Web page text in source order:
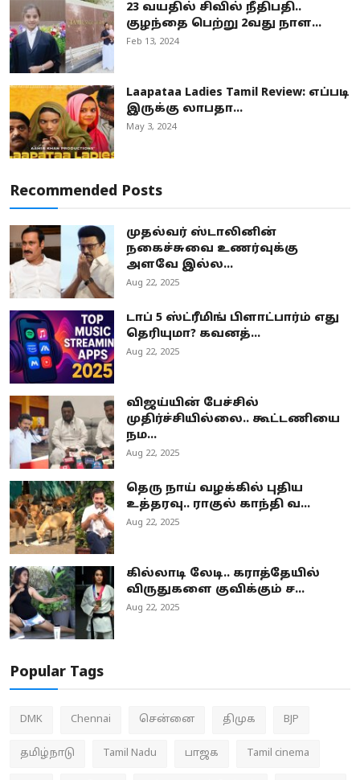
23 வயதில் சிவில் நீதிபதி..
குழந்தை பெற்று 2வது நாள...
Feb 13, 2024
Laapataa Ladies Tamil Review: எப்படி
இருக்கு லாபதா...
May 3, 2024
Recommended Posts
முதல்வர் ஸ்டாலினின்
நகைச்சுவை உணர்வுக்கு
அளவே இல்ல...
Aug 22, 2025
டாப் 5 ஸ்ட்ரீமிங் பிளாட்பார்ம் எது
தெரியுமா? கவனத்...
Aug 22, 2025
விஜய்யின் பேச்சில்
முதிர்ச்சியில்லை.. கூட்டணியை
நம...
Aug 22, 2025
தெரு நாய் வழக்கில் புதிய
உத்தரவு.. ராகுல் காந்தி வ...
Aug 22, 2025
கில்லாடி லேடி.. கராத்தேயில்
விருதுகளை குவிக்கும் ச...
Aug 22, 2025
Popular Tags
DMK Chennai சென்னை திமுக BJP
தமிழ்நாடு Tamil Nadu பாஜக Tamil cinema